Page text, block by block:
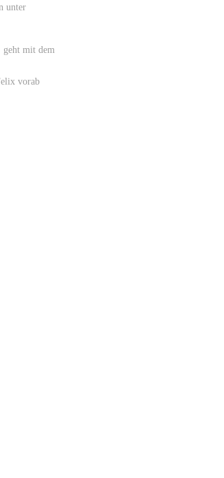
unter
geht mit dem
vorab